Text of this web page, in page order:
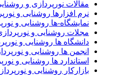
مقالات نورپردازی و روشنایی
نرم افزارها روشنایی و نورپردازی
نمایشگاه-ها روشنایی و نورپردازی
مجلات روشنایی و نورپردازی
دانشگاه ها روشنایی و نورپردازی
انجمن ها روشنایی و نورپردازی
استاندارد ها روشنایی و نورپردازی
بازارکار روشنایی و نورپردازی